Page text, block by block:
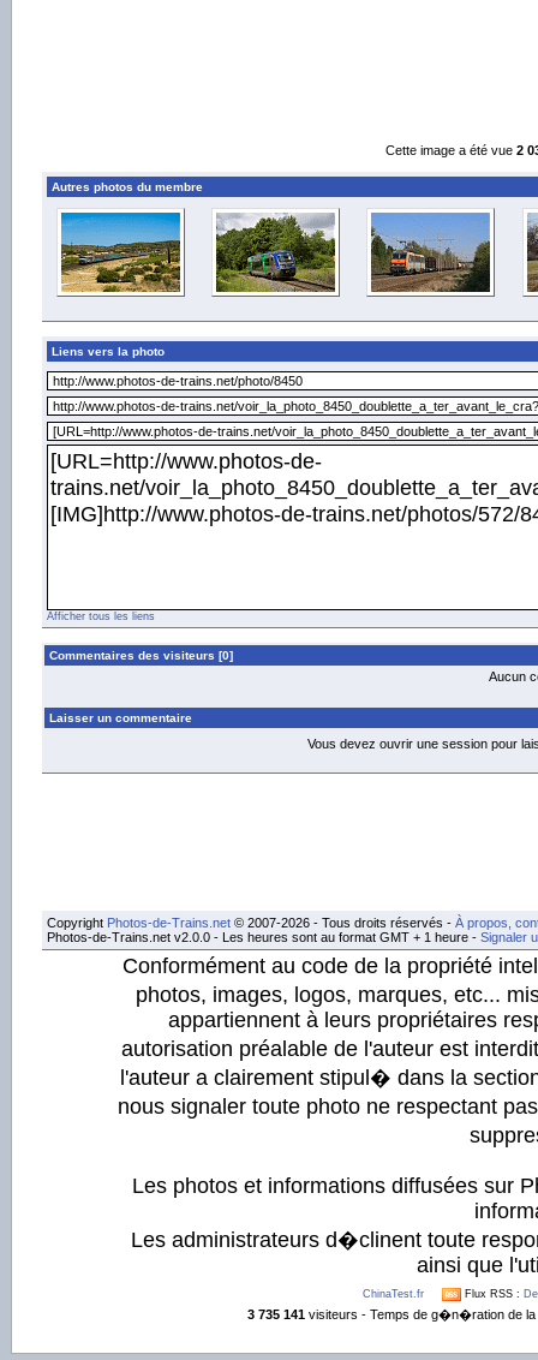
Cette image a été vue 2
Autres photos du membre
Liens vers la photo
Afficher tous les liens
Commentaires des visiteurs [0]
Aucun
Laisser un commentaire
Vous devez ouvrir une session pour
Copyright Photos-de-Trains.net © 2007-2026 - Tous droits réservés - À propos,
Photos-de-Trains.net v2.0.0 - Les heures sont au format GMT + 1 heure - Signaler
Conformément au code de la propriété
photos, images, logos, marques, etc...
appartiennent à leurs propriétaires
autorisation préalable de l'auteur est
l'auteur a clairement stipul� dans la
nous signaler toute photo ne respectant
Les photos et informations diffusées sur
Les administrateurs d�clinent toute
ainsi que
ChinaTest.fr Flux RSS :
3 735 141visiteurs - Temps de g�n�ration de